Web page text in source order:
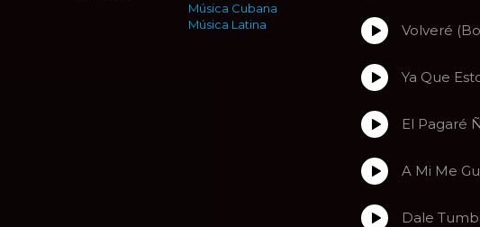
Música Cubana
Música Latina
Volveré
Ya Que
El Pagaré
A Mi Me
Dale